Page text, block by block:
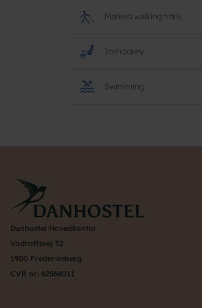
Marked walking trails
Icehockey
Swimming
Danhostel Hovedkontor
Vodroffsvej 32
1900 Frederiksberg
CVR nr: 62568011